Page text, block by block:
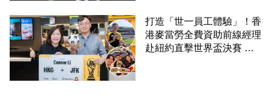
打造「世一員工體驗」！香
港麥當勞全費資助前線經理
赴紐約直擊世界盃決賽 見